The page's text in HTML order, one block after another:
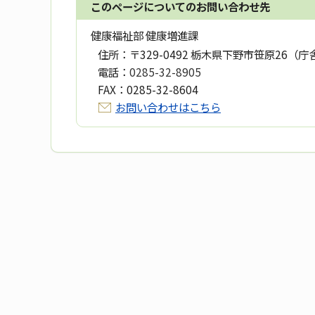
このページについてのお問い合わせ先
健康福祉部 健康増進課
住所： 〒329-0492 栃木県下野市笹原26（庁
電話： 0285-32-8905
FAX： 0285-32-8604
お問い合わせはこちら